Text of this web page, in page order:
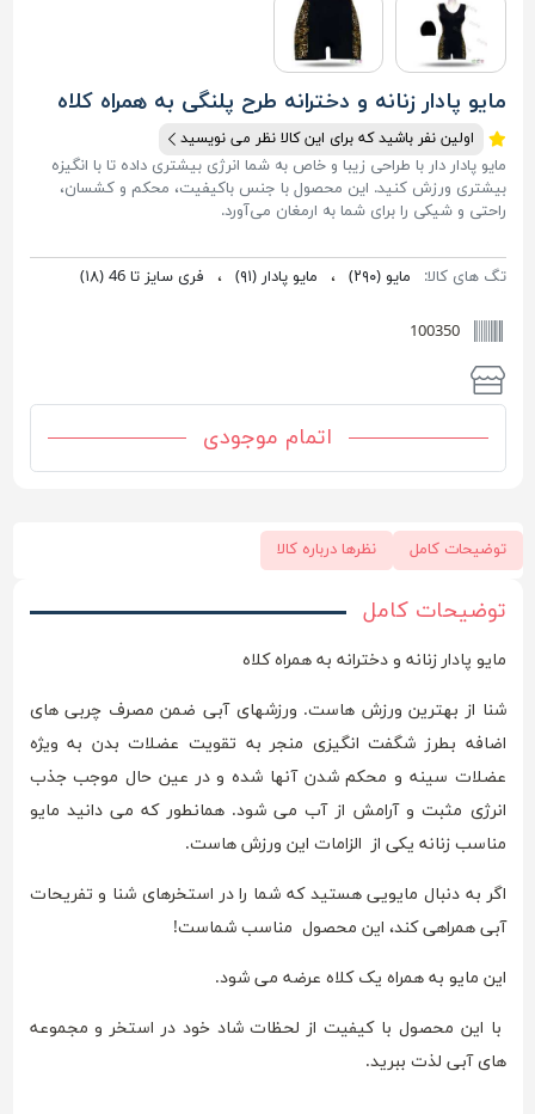
مایو پادار زنانه و دخترانه طرح پلنگی به همراه کلاه
اولین نفر باشید که برای این کالا نظر می نویسید
مایو پادار دار با طراحی زیبا و خاص به شما انرژی بیشتری داده تا با انگیزه
بیشتری ورزش کنید. این محصول با جنس باکیفیت، محکم و کشسان،
راحتی و شیکی را برای شما به ارمغان می‌آورد.
تگ های کالا: مایو(۲۹۰) ، مایو پادار(۹۱) ، فری سایز تا 46 (۱۸)
100350
اتمام موجودی
توضیحات کامل نظرها درباره کالا
توضیحات کامل
مایو پادار زنانه و دخترانه به همراه کلاه
شنا از بهترین ورزش هاست. ورزشهای آبی ضمن مصرف چربی های
اضافه بطرز شگفت انگیزی منجر به تقویت عضلات بدن به ویژه
عضلات سینه و محکم شدن آنها شده و در عین حال موجب جذب
انرژی مثبت و آرامش از آب می شود. همانطور که می دانید مایو
مناسب زنانه یکی از الزامات این ورزش هاست.
اگر به دنبال مایویی هستید که شما را در استخرهای شنا و تفریحات
آبی همراهی کند، این محصول مناسب شماست!
این مایو به همراه یک کلاه عرضه می شود.
با این محصول با کیفیت از لحظات شاد خود در استخر و مجموعه
های آبی لذت ببرید.